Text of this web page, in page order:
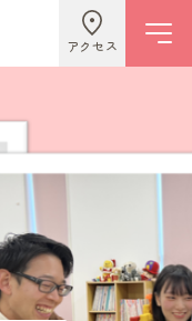
アクセス